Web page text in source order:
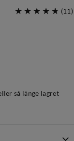
(11)
så länge lagret